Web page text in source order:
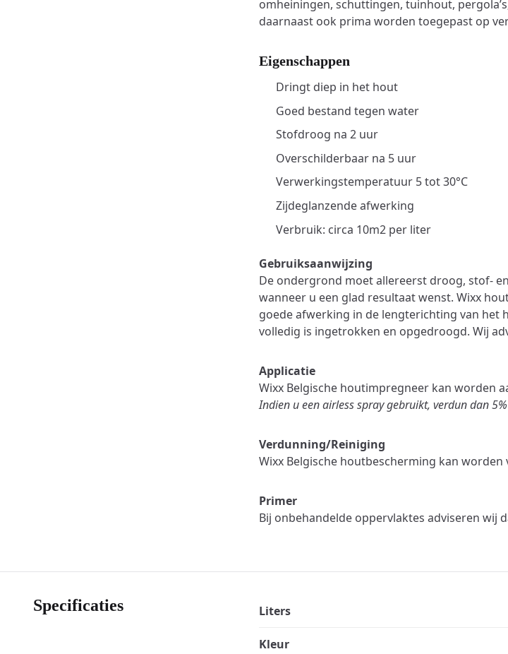
omheiningen, schuttingen, tuinhout,
daarnaast ook prima worden toegepast op
Eigenschappen
Dringt diep in het hout
Goed bestand tegen water
Stofdroog na 2 uur
Overschilderbaar na 5 uur
Verwerkingstemperatuur 5 tot 30°C
Zijdeglanzende afwerking
Verbruik: circa 10m2 per liter
Gebruiksaanwijzing
De ondergrond moet allereerst droog, stof-
wanneer u een glad resultaat wenst. Wixx
goede afwerking in de lengterichting van het
volledig is ingetrokken en opgedroogd. Wij
Applicatie
Wixx Belgische houtimpregneer kan worden
Indien u een airless spray gebruikt, verdun dan
Verdunning/Reiniging
Wixx Belgische houtbescherming kan
Primer
Bij onbehandelde oppervlaktes adviseren wij
Specificaties Liters
Kleur